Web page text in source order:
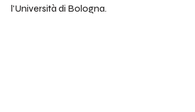
l'Università di Bologna.